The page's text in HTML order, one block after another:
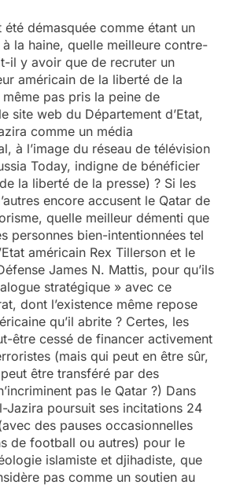
été démasquée comme étant un
à la haine, quelle meilleure contre-
il y avoir que de recruter un
américain de la liberté de la
même pas pris la peine de
site web du Département d’Etat,
comme un média
à l’image du réseau de télévision
Today, indigne de bénéficier
la liberté de la presse) ? Si les
encore accusent le Qatar de
quelle meilleur démenti que
personnes bien-intentionnées tel
américain Rex Tillerson et le
James N. Mattis, pour qu’ils
stratégique » avec ce
dont l’existence même repose
qu’il abrite ? Certes, les
être cessé de financer activement
(mais qui peut en être sûr,
être transféré par des
pas le Qatar ?) Dans
Jazira poursuit ses incitations 24
des pauses occasionnelles
de football ou autres) pour le
islamiste et djihadiste, que
pas comme un soutien au